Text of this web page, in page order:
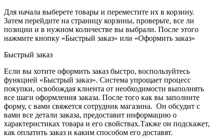
Для начала выберете товары и переместите их в корзину.
Затем перейдите на страницу корзины, проверьте, все ли
позиции и в нужном количестве вы выбрали. После этого
нажмите кнопку «Быстрый заказ» или «Оформить заказ»
Быстрый заказ
Если вы хотите оформить заказ быстро, воспользуйтесь
функцией «Быстрый заказ». Система упрощает процесс
покупки, освобождая клиента от необходимости выполнять
все шаги оформления заказа. После того как вы заполните
форму, с вами свяжется сотрудник магазина. Он обсудит с
вами все детали заказа, предоставит информацию о
характеристиках товара и его свойствах.Также он подскажет,
как оплатить заказ и каким способом его доставят.